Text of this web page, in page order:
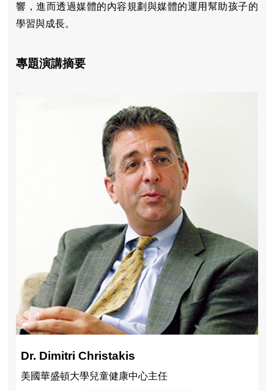
響，進而透過媒體的內容規劃與媒體的運用幫助孩子的
學習與成長。
專題演講摘要
Dr. Dimitri Christakis
美國華盛頓大學兒童健康中心主任